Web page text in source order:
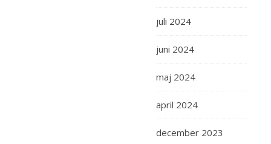
juli 2024
juni 2024
maj 2024
april 2024
december 2023